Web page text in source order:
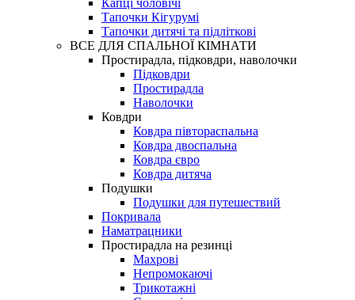
Тапочки Кігурумі
Тапочки дитячі та підліткові
ВСЕ ДЛЯ СПАЛЬНОЇ КІМНАТИ
Простирадла, підковдри, наволочки
Підковдри
Простирадла
Наволочки
Ковдри
Ковдра півтораспальна
Ковдра двоспальна
Ковдра євро
Ковдра дитяча
Подушки
Подушки для путешествий
Покривала
Наматрацники
Простирадла на резинці
Махрові
Непромокаючі
Трикотажні